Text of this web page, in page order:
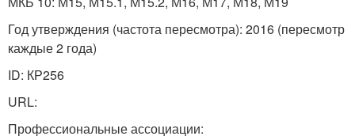
Год утверждения (частота пересмотра): 2016 (пересмотр
каждые 2 года)
ID: КР256
URL:
Профессиональные ассоциации: